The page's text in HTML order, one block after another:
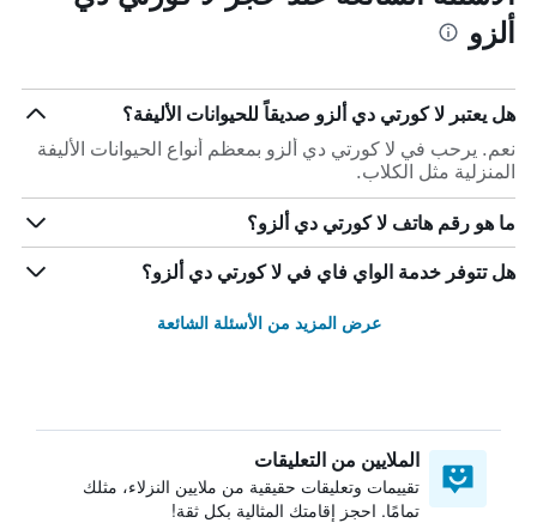
ألزو
هل يعتبر لا كورتي دي ألزو صديقاً للحيوانات الأليفة؟
نعم. يرحب في لا كورتي دي ألزو بمعظم أنواع الحيوانات الأليفة
المنزلية مثل الكلاب.
ما هو رقم هاتف لا كورتي دي ألزو؟
هل تتوفر خدمة الواي فاي في لا كورتي دي ألزو؟
عرض المزيد من الأسئلة الشائعة
الملايين من التعليقات
تقييمات وتعليقات حقيقية من ملايين النزلاء، مثلك
تمامًا. احجز إقامتك المثالية بكل ثقة!